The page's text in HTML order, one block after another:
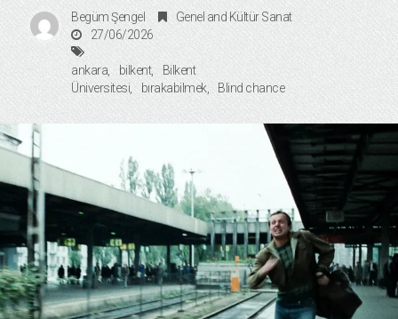
Begüm Şengel Genel and Kültür Sanat
27/06/2026
ankara bilkent
Bilkent
Üniversitesi
bırakabilmek Blind chance